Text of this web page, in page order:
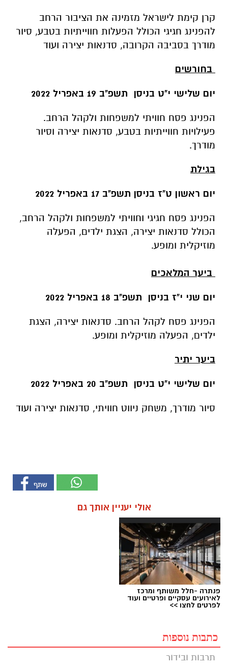
קרן קימת לישראל מזמינה את הציבור הרחב
להפנינג חגיגי הכולל הפעלות חווייתיות בטבע, סיור
מודרך בסביבה הקרובה, סדנאות יצירה ועוד
בחורשים
יום שלישי י"ט בניסן תשפ"ב 19 באפריל 2022
הפנינג פסח חוויתי למשפחות ולקהל הרחב.
פעילויות חווייתיות בטבע, סדנאות יצירה וסיור
מודרך.
בגילת
יום ראשון ט"ז בניסן תשפ"ב 17 באפריל 2022
הפנינג פסח חגיגי וחוויתי למשפחות ולקהל הרחב,
הכולל סדנאות יצירה, הצגת ילדים, הפעלה
מוזיקלית ומופע.
ביער המלאכים
יום שני י"ז בניסן תשפ"ב 18 באפריל 2022
הפנינג פסח לקהל הרחב. סדנאות יצירה, הצגת
ילדים, הפעלה מוזיקלית ומופע.
ביער יתיר
יום שלישי י"ט בניסן תשפ"ב 20 באפריל 2022
סיור מודרך, משחק ניווט חוויתי, סדנאות יצירה ועוד
אולי יעניין אותך גם
פנתרה -חלל משותף ומרכז
לאירועים עסקיים ופרטיים ועוד
לפרטים לחצו >>
כתבות נוספות
תרבות ובידור